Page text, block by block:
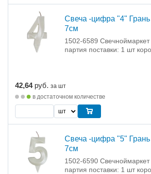
Свеча -цифра "4"
7см
1502-6589 Свечноймаркет
партия поставки: 1 шт
42,64 руб. за шт
в достаточном количестве
Свеча -цифра "5"
7см
1502-6590 Свечноймаркет
партия поставки: 1 шт